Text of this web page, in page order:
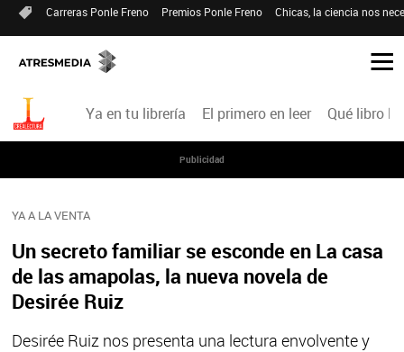
Carreras Ponle Freno Premios Ponle Freno Chicas, la ciencia nos
Ya en tu librería El primero en leer Qué libro
Publicidad
YA A LA VENTA
Un secreto familiar se esconde en La casa
de las amapolas, la nueva novela de
Desirée Ruiz
Desirée Ruiz nos presenta una lectura envolvente y